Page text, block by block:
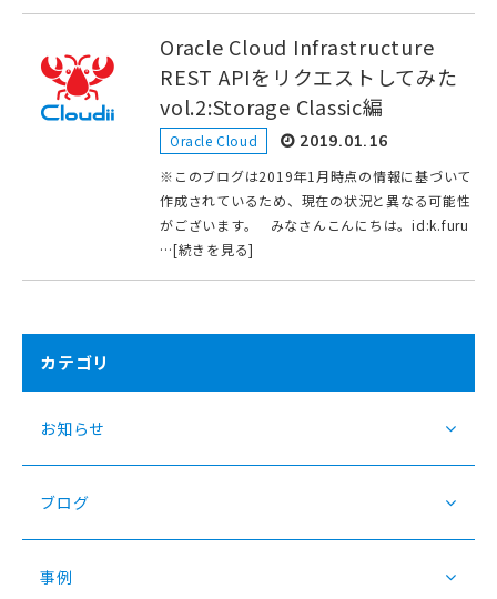
Oracle Cloud Infrastructure
REST APIをリクエストしてみた
vol.2:Storage Classic編
Oracle Cloud 2019.01.16
※このブログは2019年1月時点の情報に基づいて
作成されているため、現在の状況と異なる可能性
がございます。 みなさんこんにちは。id:k.furu
…[続きを見る]
カテゴリ
お知らせ
ブログ
事例